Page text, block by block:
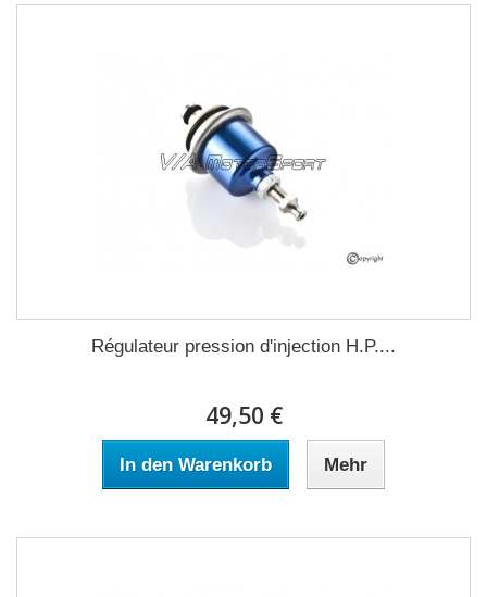
Régulateur pression d'injection H.P....
49,50 €
In den Warenkorb Mehr